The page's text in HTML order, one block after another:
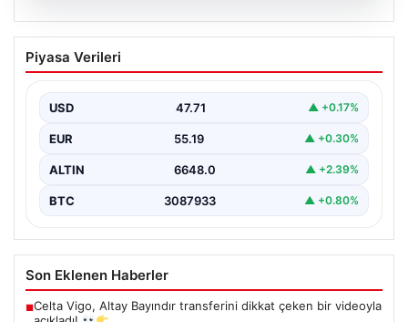
Transfer krizi soruşturmaya dönüştü!
Burhan Can Terzi için harekete geçildi
Piyasa Verileri
USD 47.71 ▲ +0.17%
EUR 55.19 ▲ +0.30%
ALTIN 6648.0 ▲ +2.39%
BTC 3087933 ▲ +0.80%
Son Eklenen Haberler
■Celta Vigo, Altay Bayındır transferini dikkat çeken bir videoyla